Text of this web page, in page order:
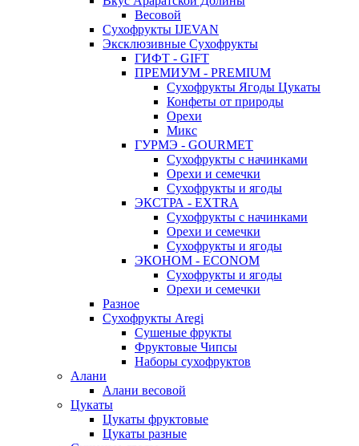
Весовой
Сухофрукты IJEVAN
Эксклюзивные Сухофрукты
ГИФТ - GIFT
ПРЕМИУМ - PREMIUM
Сухофрукты Ягоды Цукаты
Конфеты от природы
Орехи
Микс
ГУРМЭ - GOURMET
Сухофрукты с начинками
Орехи и семечки
Сухофрукты и ягоды
ЭКСТРА - EXTRA
Сухофрукты с начинками
Орехи и семечки
Сухофрукты и ягоды
ЭКОНОМ - ECONOM
Сухофрукты и ягоды
Орехи и семечки
Разное
Сухофрукты Aregi
Сушеные фрукты
Фруктовые Чипсы
Наборы сухофруктов
Алани
Алани весовой
Цукаты
Цукаты фруктовые
Цукаты разные